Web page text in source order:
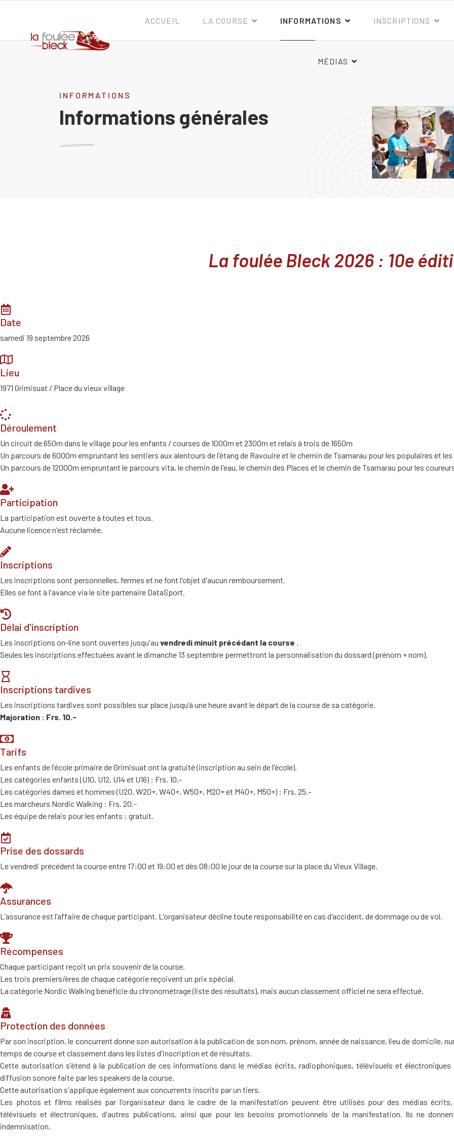
ACCUEIL LA COURSE INFORMATIONS INSCRIPTIONS
MÉDIAS
INFORMATIONS
Informations générales
La foulée Bleck 2026 : 10e
Date
samedi 19 septembre 2026
Lieu
1971 Grimisuat / Place du vieux village
Déroulement
Un circuit de 650m dans le village pour les enfants / courses de 1000m et 2300m et relais à trois de 1650m
Un parcours de 6000m empruntant les sentiers aux alentours de l'étang de Ravouire et le chemin de Tsamarau pour les populaires et
Un parcours de 12000m empruntant le parcours vita, le chemin de l'eau, le chemin des Places et le chemin de Tsamarau pour les
Participation
La participation est ouverte à toutes et tous.
Aucune licence n'est réclamée.
Inscriptions
Les inscriptions sont personnelles, fermes et ne font l'objet d'aucun remboursement.
Elles se font à l'avance via le site partenaire DataSport.
Délai d'inscription
Les inscriptions on-line sont ouvertes jusqu'au vendredi minuit précédant la course .
Seules les inscriptions effectuées avant le dimanche 13 septembre permettront la personnalisation du dossard (prénom + nom).
Inscriptions tardives
Les inscriptions tardives sont possibles sur place jusqu’à une heure avant le départ de la course de sa catégorie.
Majoration : Frs. 10.-
Tarifs
Les enfants de l'école primaire de Grimisuat ont la gratuité (inscription au sein de l'école).
Les catégories enfants (U10, U12, U14 et U16) : Frs. 10.-
Les catégories dames et hommes (U20, W20+, W40+, W50+, M20+ et M40+, M50+) : Frs. 25.-
Les marcheurs Nordic Walking : Frs. 20.-
Les équipe de relais pour les enfants : gratuit.
Prise des dossards
Le vendredi précédent la course entre 17:00 et 19:00 et dès 08:00 le jour de la course sur la place du Vieux Village.
Assurances
L’assurance est l’affaire de chaque participant. L’organisateur décline toute responsabilité en cas d’accident, de dommage ou de vol.
Récompenses
Chaque participant reçoit un prix souvenir de la course.
Les trois premiers/ères de chaque catégorie reçoivent un prix spécial.
La catégorie Nordic Walking bénéficie du chronométrage (liste des résultats), mais aucun classement officiel ne sera effectué.
Protection des données
Par son inscription, le concurrent donne son autorisation à la publication de son nom, prénom, année de naissance, lieu de domicile,
temps de course et classement dans les listes d'inscription et de résultats.
Cette autorisation s'étend à la publication de ces informations dans le médias écrits, radiophoniques, télévisuels et électroniques
diffusion sonore faite par les speakers de la course.
Cette autorisation s'applique également aux concurrents inscrits par un tiers.
Les photos et films réalisés par l'organisateur dans le cadre de la manifestation peuvent être utilisés pour des médias écrits,
télévisuels et électroniques, d'autres publications, ainsi que pour les besoins promotionnels de la manifestation. Ils ne
indemnisation.